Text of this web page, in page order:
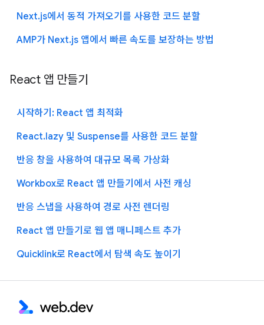
Next.js에서 동적 가져오기를 사용한 코드 분할
AMP가 Next.js 앱에서 빠른 속도를 보장하는 방법
React 앱 만들기
시작하기: React 앱 최적화
React.lazy 및 Suspense를 사용한 코드 분할
반응 창을 사용하여 대규모 목록 가상화
Workbox로 React 앱 만들기에서 사전 캐싱
반응 스냅을 사용하여 경로 사전 렌더링
React 앱 만들기로 웹 앱 매니페스트 추가
Quicklink로 React에서 탐색 속도 높이기